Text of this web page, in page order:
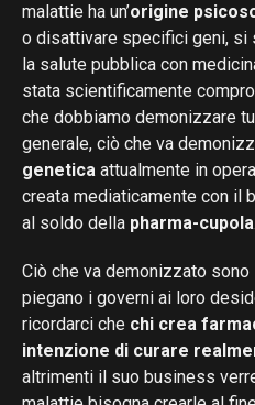
malattie ha un’origine
o disattivare specifici geni, si
la salute pubblica con
stata scientificamente
che dobbiamo demonizzare
generale, ciò che va
genetica attualmente in
creata mediaticamente con il
al soldo della pharma-cupola.
Ciò che va demonizzato sono
piegano i governi ai loro
ricordarci che chi crea
intenzione di curare
altrimenti il suo business